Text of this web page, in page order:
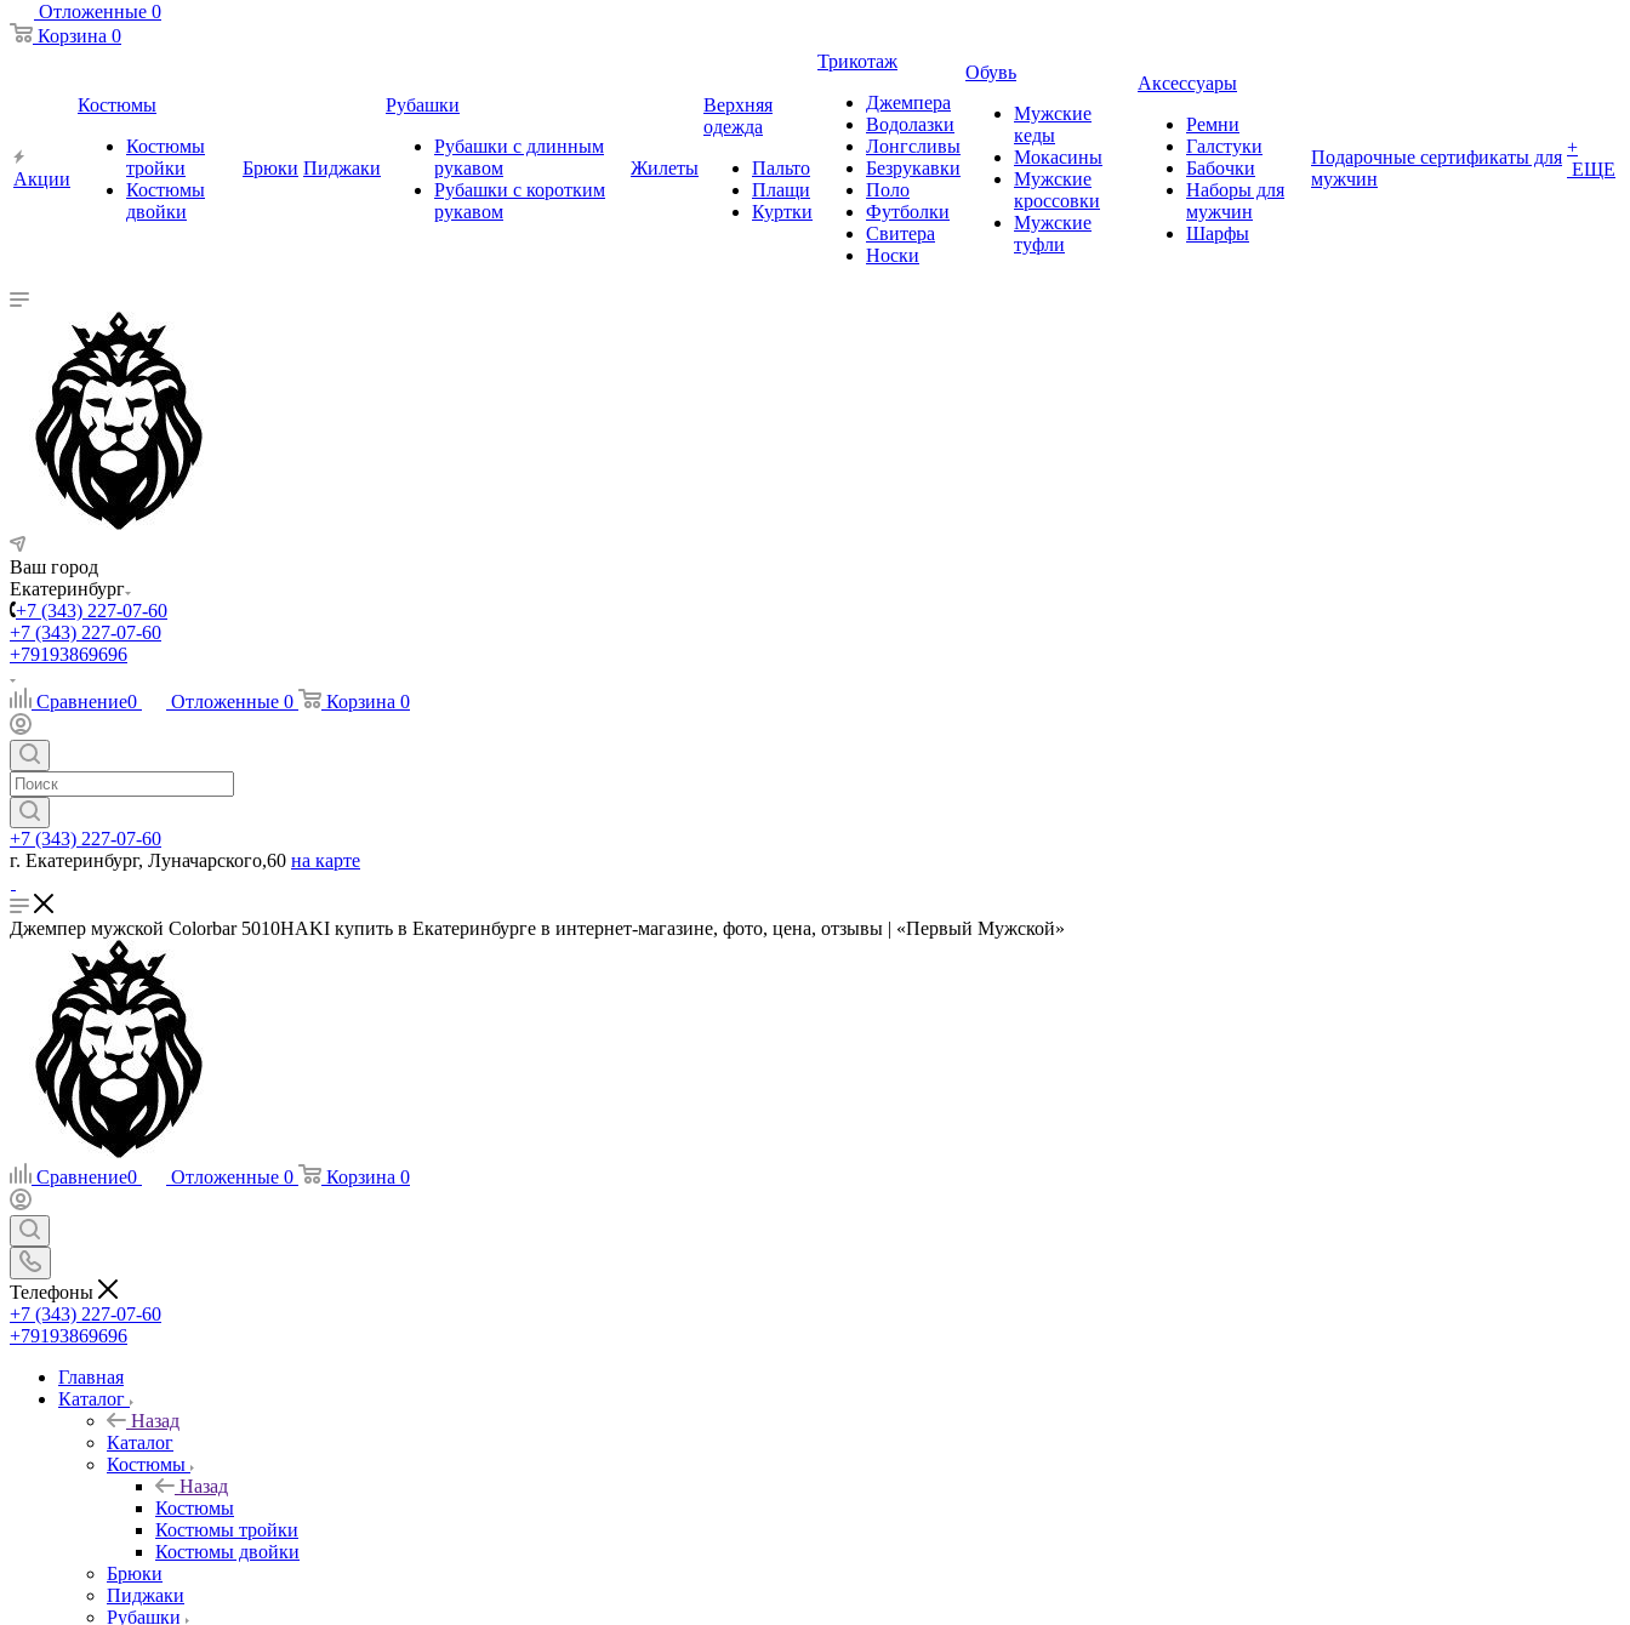
Отложенные 0
Корзина 0
Акции
Костюмы
Костюмы
тройки
Костюмы
двойки
Брюки Пиджаки
Рубашки
Рубашки с длинным
рукавом
Рубашки с коротким
рукавом
Жилеты
Верхняя
одежда
Пальто
Плащи
Куртки
Трикотаж
Джемпера
Водолазки
Лонгсливы
Безрукавки
Поло
Футболки
Свитера
Носки
Обувь
Мужские
кеды
Мокасины
Мужские
кроссовки
Мужские
туфли
Аксессуары
Ремни
Галстуки
Бабочки
Наборы для
мужчин
Шарфы
Подарочные сертификаты для
мужчин
+
ЕЩЕ
Ваш город
Екатеринбург
+7 (343) 227-07-60
+7 (343) 227-07-60
+79193869696
Сравнение0 Отложенные 0 Корзина 0
+7 (343) 227-07-60
г. Екатеринбург, Луначарского,60 на карте
Джемпер мужской Colorbar 5010HAKI купить в Екатеринбурге в интернет-магазине, фото, цена, отзывы | «Первый Мужской»
Сравнение0 Отложенные 0 Корзина 0
Телефоны
+7 (343) 227-07-60
+79193869696
Главная
Каталог
Назад
Каталог
Костюмы
Назад
Костюмы
Костюмы тройки
Костюмы двойки
Брюки
Пиджаки
Рубашки